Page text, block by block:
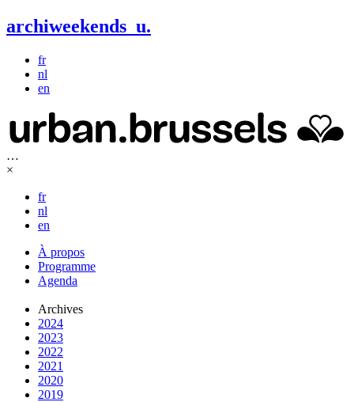
archiweekends u.
fr
nl
en
…
×
fr
nl
en
À propos
Programme
Agenda
Archives
2024
2023
2022
2021
2020
2019